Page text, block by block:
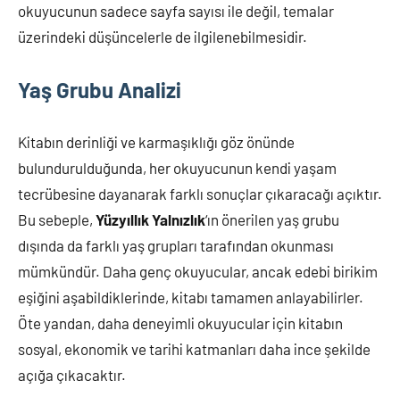
okuyucunun sadece sayfa sayısı ile değil, temalar
üzerindeki düşüncelerle de ilgilenebilmesidir.
Yaş Grubu Analizi
Kitabın derinliği ve karmaşıklığı göz önünde
bulundurulduğunda, her okuyucunun kendi yaşam
tecrübesine dayanarak farklı sonuçlar çıkaracağı açıktır.
Bu sebeple, Yüzyıllık Yalnızlık‘ın önerilen yaş grubu
dışında da farklı yaş grupları tarafından okunması
mümkündür. Daha genç okuyucular, ancak edebi birikim
eşiğini aşabildiklerinde, kitabı tamamen anlayabilirler.
Öte yandan, daha deneyimli okuyucular için kitabın
sosyal, ekonomik ve tarihi katmanları daha ince şekilde
açığa çıkacaktır.